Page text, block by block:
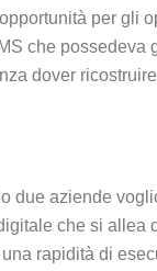
per gli
che possedeva
dover
due aziende
che si allea
rapidità di